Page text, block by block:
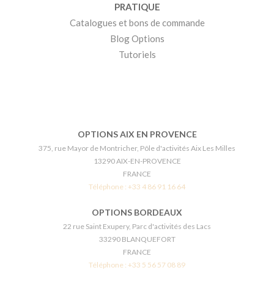
PRATIQUE
Catalogues et bons de commande
Blog Options
Tutoriels
OPTIONS AIX EN PROVENCE
375, rue Mayor de Montricher, Pôle d'activités Aix Les Milles
13290 AIX-EN-PROVENCE
FRANCE
Téléphone : +33 4 86 91 16 64
OPTIONS BORDEAUX
22 rue Saint Exupery, Parc d'activités des Lacs
33290 BLANQUEFORT
FRANCE
Téléphone : +33 5 56 57 08 89